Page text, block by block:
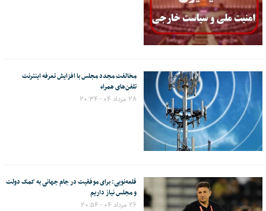
مخالفت مجدد مجلس با افزایش تعرفه اینترنت
تلفن‌های همراه
۲۸ مرداد ۰۴ - ۲۰:۳۴
قلعه‌نویی: برای موفقیت در جام جهانی به کمک دولت
و مجلس نیاز داریم
۲۶ مرداد ۰۴ - ۲۰:۵۴